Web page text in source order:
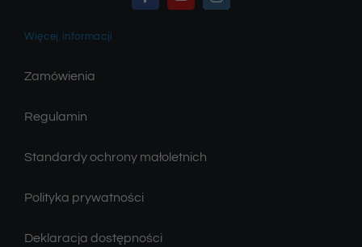
Więcej informacji
Zamówienia
Regulamin
Standardy ochrony małoletnich
Polityka prywatności
Deklaracja dostępności